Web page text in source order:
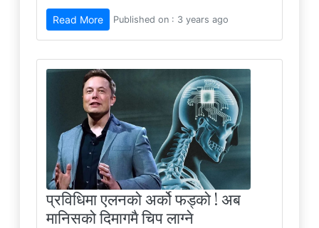
Read More Published on : 3 years ago
प्रविधिमा एलनको अर्को फड्को ! अब
मानिसको दिमागमै चिप लाग्ने